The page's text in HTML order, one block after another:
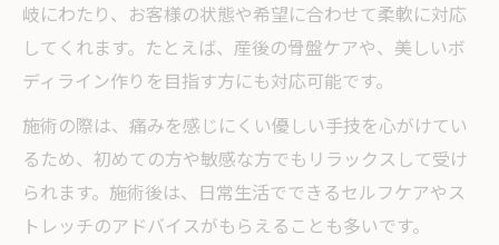
岐にわたり、お客様の状態や希望に合わせて柔軟に対応
してくれます。たとえば、産後の骨盤ケアや、美しいボ
ディライン作りを目指す方にも対応可能です。
施術の際は、痛みを感じにくい優しい手技を心がけてい
るため、初めての方や敏感な方でもリラックスして受け
られます。施術後は、日常生活でできるセルフケアやス
トレッチのアドバイスがもらえることも多いです。